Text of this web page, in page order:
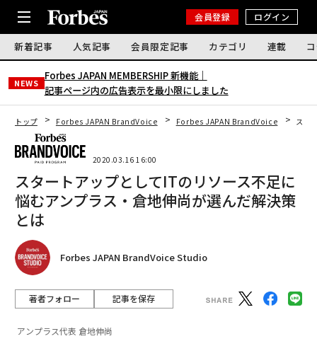
会員登録 ログイン
新着記事 人気記事 会員限定記事 カテゴリ 連載
NEWS
Forbes JAPAN MEMBERSHIP 新機能｜
記事ページ内の広告表示を最小限にしました
トップ Forbes JAPAN BrandVoice Forbes JAPAN BrandVoice スタ
2020.03.16 16:00
スタートアップとしてITのリソース不足に
悩むアンプラス・倉地伸尚が選んだ解決策
とは
Forbes JAPAN BrandVoice Studio
著者フォロー 記事を保存
アンプラス代表 倉地伸尚